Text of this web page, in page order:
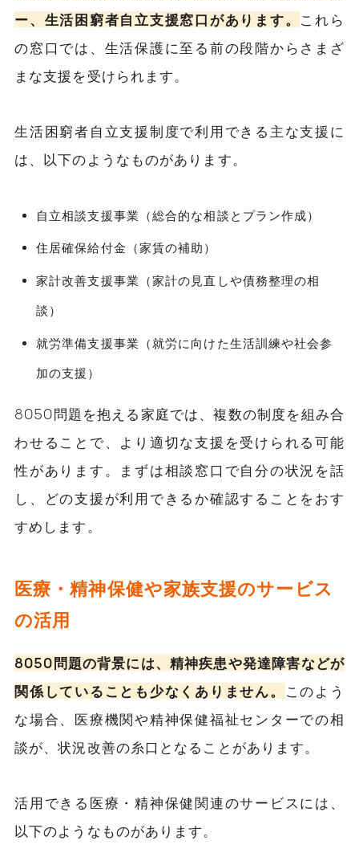
ー、生活困窮者自立支援窓口があります。
これら
の窓口では、生活保護に至る前の段階からさまざ
まな支援を受けられます。
生活困窮者自立支援制度で利用できる主な支援に
は、以下のようなものがあります。
自立相談支援事業（総合的な相談とプラン作成）
住居確保給付金（家賃の補助）
家計改善支援事業（家計の見直しや債務整理の相
談）
就労準備支援事業（就労に向けた生活訓練や社会参
加の支援）
8050問題を抱える家庭では、複数の制度を組み合
わせることで、より適切な支援を受けられる可能
性があります。まずは相談窓口で自分の状況を話
し、どの支援が利用できるか確認することをおす
すめします。
医療・精神保健や家族支援のサービス
の活用
8050問題の背景には、精神疾患や発達障害などが
関係していることも少なくありません。
このよう
な場合、医療機関や精神保健福祉センターでの相
談が、状況改善の糸口となることがあります。
活用できる医療・精神保健関連のサービスには、
以下のようなものがあります。